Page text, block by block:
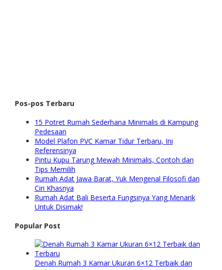
Pos-pos Terbaru
15 Potret Rumah Sederhana Minimalis di Kampung
Pedesaan
Model Plafon PVC Kamar Tidur Terbaru, Ini
Referensinya
Pintu Kupu Tarung Mewah Minimalis, Contoh dan
Tips Memilih
Rumah Adat Jawa Barat, Yuk Mengenal Filosofi dan
Ciri Khasnya
Rumah Adat Bali Beserta Fungsinya Yang Menarik
Untuk Disimak!
Popular Post
Denah Rumah 3 Kamar Ukuran 6×12 Terbaik dan